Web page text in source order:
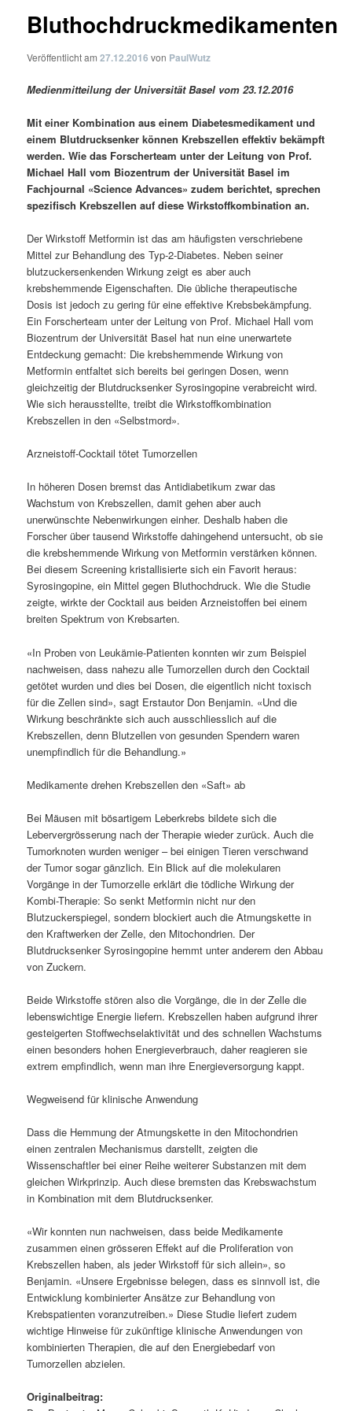
Bluthochdruckmedikamenten
Veröffentlicht am27.12.2016 von PaulWutz
Medienmitteilung der Universität Basel vom 23.12.2016
Mit einer Kombination aus einem Diabetesmedikament und
einem Blutdrucksenker können Krebszellen effektiv bekämpft
werden. Wie das Forscherteam unter der Leitung von Prof.
Michael Hall vom Biozentrum der Universität Basel im
Fachjournal «Science Advances» zudem berichtet, sprechen
spezifisch Krebszellen auf diese Wirkstoffkombination an.
Der Wirkstoff Metformin ist das am häufigsten verschriebene
Mittel zur Behandlung des Typ-2-Diabetes. Neben seiner
blutzuckersenkenden Wirkung zeigt es aber auch
krebshemmende Eigenschaften. Die übliche therapeutische
Dosis ist jedoch zu gering für eine effektive Krebsbekämpfung.
Ein Forscherteam unter der Leitung von Prof. Michael Hall vom
Biozentrum der Universität Basel hat nun eine unerwartete
Entdeckung gemacht: Die krebshemmende Wirkung von
Metformin entfaltet sich bereits bei geringen Dosen, wenn
gleichzeitig der Blutdrucksenker Syrosingopine verabreicht wird.
Wie sich herausstellte, treibt die Wirkstoffkombination
Krebszellen in den «Selbstmord».
Arzneistoff-Cocktail tötet Tumorzellen
In höheren Dosen bremst das Antidiabetikum zwar das
Wachstum von Krebszellen, damit gehen aber auch
unerwünschte Nebenwirkungen einher. Deshalb haben die
Forscher über tausend Wirkstoffe dahingehend untersucht, ob sie
die krebshemmende Wirkung von Metformin verstärken können.
Bei diesem Screening kristallisierte sich ein Favorit heraus:
Syrosingopine, ein Mittel gegen Bluthochdruck. Wie die Studie
zeigte, wirkte der Cocktail aus beiden Arzneistoffen bei einem
breiten Spektrum von Krebsarten.
«In Proben von Leukämie-Patienten konnten wir zum Beispiel
nachweisen, dass nahezu alle Tumorzellen durch den Cocktail
getötet wurden und dies bei Dosen, die eigentlich nicht toxisch
für die Zellen sind», sagt Erstautor Don Benjamin. «Und die
Wirkung beschränkte sich auch ausschliesslich auf die
Krebszellen, denn Blutzellen von gesunden Spendern waren
unempfindlich für die Behandlung.»
Medikamente drehen Krebszellen den «Saft» ab
Bei Mäusen mit bösartigem Leberkrebs bildete sich die
Lebervergrösserung nach der Therapie wieder zurück. Auch die
Tumorknoten wurden weniger – bei einigen Tieren verschwand
der Tumor sogar gänzlich. Ein Blick auf die molekularen
Vorgänge in der Tumorzelle erklärt die tödliche Wirkung der
Kombi-Therapie: So senkt Metformin nicht nur den
Blutzuckerspiegel, sondern blockiert auch die Atmungskette in
den Kraftwerken der Zelle, den Mitochondrien. Der
Blutdrucksenker Syrosingopine hemmt unter anderem den Abbau
von Zuckern.
Beide Wirkstoffe stören also die Vorgänge, die in der Zelle die
lebenswichtige Energie liefern. Krebszellen haben aufgrund ihrer
gesteigerten Stoffwechselaktivität und des schnellen Wachstums
einen besonders hohen Energieverbrauch, daher reagieren sie
extrem empfindlich, wenn man ihre Energieversorgung kappt.
Wegweisend für klinische Anwendung
Dass die Hemmung der Atmungskette in den Mitochondrien
einen zentralen Mechanismus darstellt, zeigten die
Wissenschaftler bei einer Reihe weiterer Substanzen mit dem
gleichen Wirkprinzip. Auch diese bremsten das Krebswachstum
in Kombination mit dem Blutdrucksenker.
«Wir konnten nun nachweisen, dass beide Medikamente
zusammen einen grösseren Effekt auf die Proliferation von
Krebszellen haben, als jeder Wirkstoff für sich allein», so
Benjamin. «Unsere Ergebnisse belegen, dass es sinnvoll ist, die
Entwicklung kombinierter Ansätze zur Behandlung von
Krebspatienten voranzutreiben.» Diese Studie liefert zudem
wichtige Hinweise für zukünftige klinische Anwendungen von
kombinierten Therapien, die auf den Energiebedarf von
Tumorzellen abzielen.
Originalbeitrag: